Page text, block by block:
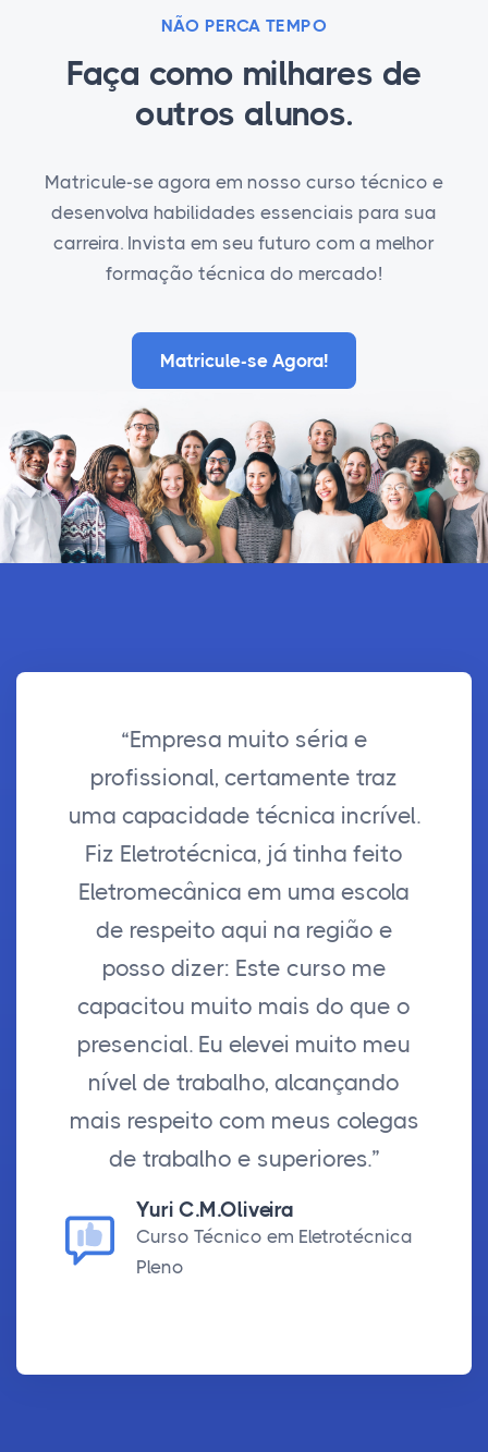
NÃO PERCA TEMPO
Faça como milhares de
outros alunos.
Matricule-se agora em nosso curso técnico e
desenvolva habilidades essenciais para sua
carreira. Invista em seu futuro com a melhor
formação técnica do mercado!
Matricule-se Agora!
“Empresa muito séria e
profissional, certamente traz
uma capacidade técnica incrível.
Fiz Eletrotécnica, já tinha feito
Eletromecânica em uma escola
de respeito aqui na região e
posso dizer: Este curso me
capacitou muito mais do que o
presencial. Eu elevei muito meu
nível de trabalho, alcançando
mais respeito com meus colegas
de trabalho e superiores.”
Yuri C.M.Oliveira
Curso Técnico em Eletrotécnica
Pleno